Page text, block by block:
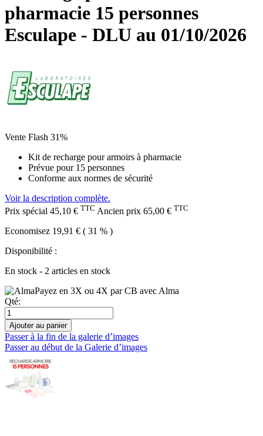
pharmacie 15 personnes
Esculape - DLU au 01/10/2026
Vente Flash 31%
Kit de recharge pour armoirs à pharmacie
Prévue pour 15 personnes
Conforme aux normes de sécurité
Voir la description complète.
Prix spécial 45,10 € TTC Ancien prix 65,00 € TTC
Economisez 19,91 € ( 31 % )
Disponibilité :
En stock - 2 articles en stock
Payez en 3X ou 4X par CB avec Alma
Qté:
Ajouter au panier
Passer à la fin de la galerie d’images
Passer au début de la Galerie d’images